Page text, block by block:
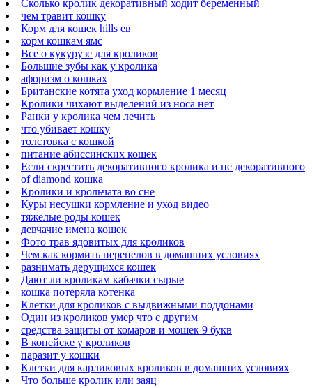
Сколько кролик декоративный ходит беременный
чем травит кошку
Корм для кошек hills ев
корм кошкам ямс
Все о кукурузе для кроликов
Большие зубы как у кролика
афоризм о кошках
Британские котята уход кормление 1 месяц
Кролики чихают выделений из носа нет
Ранки у кролика чем лечить
что убивает кошку
толстовка с кошкой
питание абиссинских кошек
Если скрестить декоративного кролика и не декоративного
of diamond кошка
Кролики и крольчата во сне
Куры несушки кормление и уход видео
тяжелые роды кошек
девчачие имена кошек
Фото трав ядовитых для кроликов
Чем как кормить перепелов в домашних условиях
разнимать дерущихся кошек
Дают ли кроликам кабачки сырые
кошка потеряла котенка
Клетки для кроликов с выдвижными поддонами
Один из кроликов умер что с другим
средства защиты от комаров и мошек 9 букв
В копейске у кроликов
паразит у кошки
Клетки для карликовых кроликов в домашних условиях
Что больше кролик или заяц